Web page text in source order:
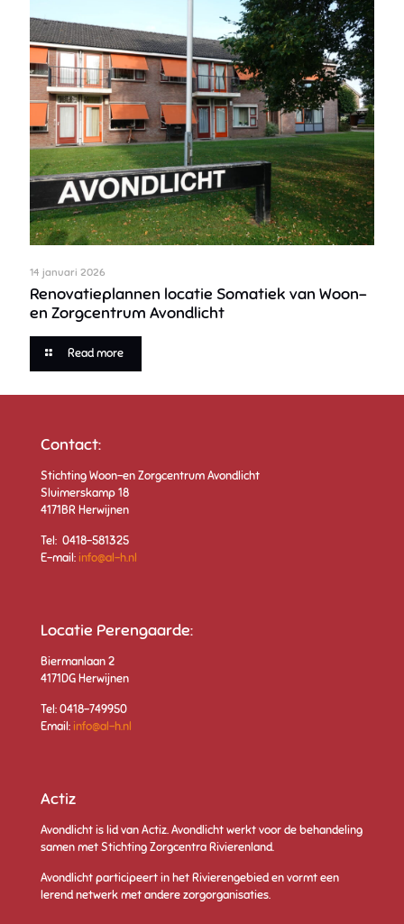
14 januari 2026
Renovatieplannen locatie Somatiek van Woon-
en Zorgcentrum Avondlicht
Read more
Contact:
Stichting Woon-en Zorgcentrum Avondlicht
Sluimerskamp 18
4171BR Herwijnen
Tel: 0418-581325
E-mail: info@al-h.nl
Locatie Perengaarde:
Biermanlaan 2
4171DG Herwijnen
Tel: 0418-749950
Email: info@al-h.nl
Actiz
Avondlicht is lid van Actiz.Avondlicht werkt voor de behandeling
samen met Stichting Zorgcentra Rivierenland.
Avondlicht participeert in het Rivierengebied en vormt een
lerend netwerk met andere zorgorganisaties.